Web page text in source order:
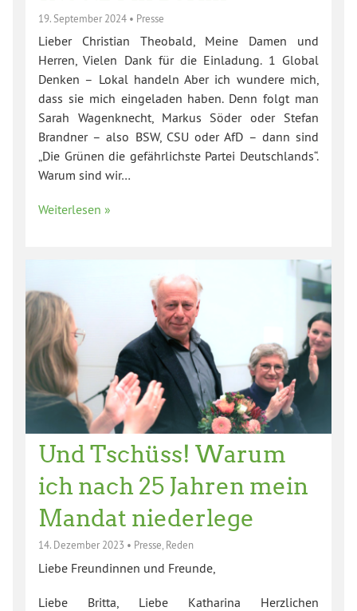
19. September 2024 • Presse
Lieber Christian Theobald, Meine Damen und
Herren, Vielen Dank für die Einladung. 1 Global
Denken – Lokal handeln Aber ich wundere mich,
dass sie mich eingeladen haben. Denn folgt man
Sarah Wagenknecht, Markus Söder oder Stefan
Brandner – also BSW, CSU oder AfD – dann sind
„Die Grünen die gefährlichste Partei Deutschlands“.
Warum sind wir…
Weiterlesen »
Und Tschüss! Warum
ich nach 25 Jahren mein
Mandat niederlege
14. Dezember 2023 • Presse, Reden
Liebe Freundinnen und Freunde,
Liebe Britta, Liebe Katharina Herzlichen